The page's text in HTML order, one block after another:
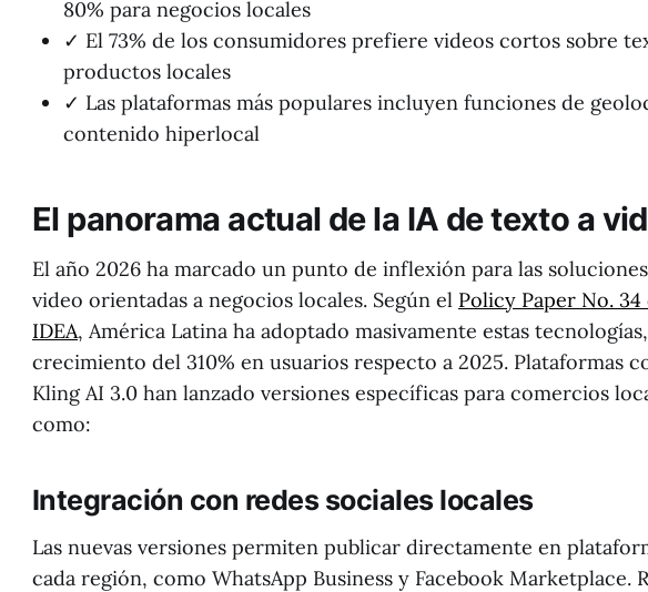
80% para negocios locales
✓ El 73% de los consumidores prefiere videos cortos sobre
productos locales
✓ Las plataformas más populares incluyen funciones de
contenido hiperlocal
El panorama actual de la IA de texto a
El año 2026 ha marcado un punto de inflexión para las
video orientadas a negocios locales. Según el Policy Paper No.
IDEA, América Latina ha adoptado masivamente estas
crecimiento del 310% en usuarios respecto a 2025. Plataformas
Kling AI 3.0 han lanzado versiones específicas para comercios
como:
Integración con redes sociales locales
Las nuevas versiones permiten publicar directamente en
cada región, como WhatsApp Business y Facebook Marketplace.